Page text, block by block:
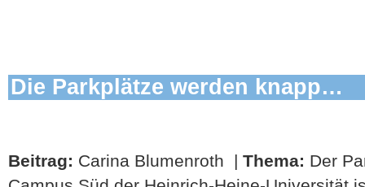
Die Parkplätze werden knapp…
Beitrag: Carina Blumenroth | Thema: Der